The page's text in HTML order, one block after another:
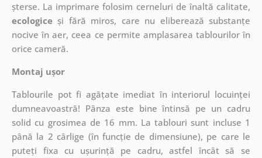
șterse. La imprimare folosim cerneluri de înaltă calitate,
ecologiceși fără miros, care nu eliberează substanțe
nocive în aer, ceea ce permite amplasarea tablourilor în
orice cameră.
Montaj ușor
Tablourile pot fi agățate imediat în interiorul locuinței
dumneavoastră! Pânza este bine întinsă pe un cadru
solid cu grosimea de 16 mm. La tablouri sunt incluse 1
până la 2 cârlige (în funcție de dimensiune), pe care le
puteți fixa cu ușurință pe cadru, astfel încât să se